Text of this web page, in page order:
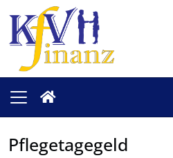
Pflegetagegeld